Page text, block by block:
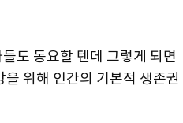
도 동요할 텐데 그렇게 되면
위해 인간의 기본적 생존권